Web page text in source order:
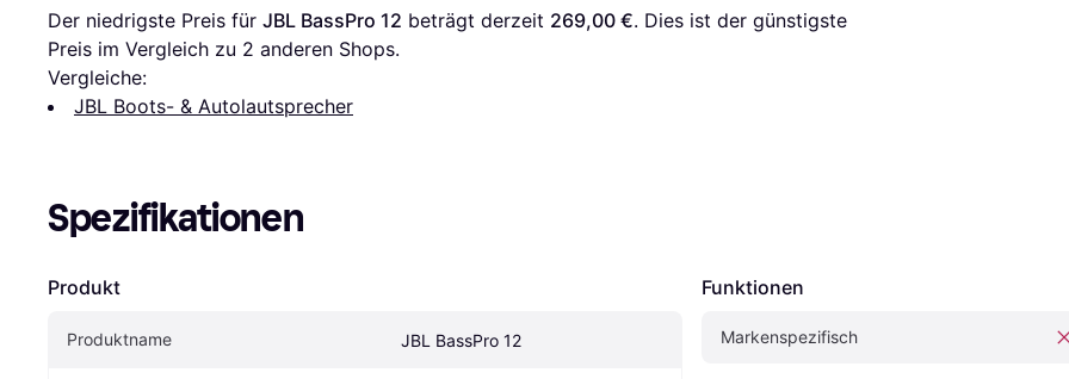
Der niedrigste Preis für JBL BassPro 12 beträgt derzeit 269,00 €. Dies ist der günstigste
Preis im Vergleich zu 2 anderen Shops.
Vergleiche:
JBL Boots- & Autolautsprecher
Spezifikationen
Produkt
Produktname JBL BassPro 12
Funktionen
Markenspezifisch